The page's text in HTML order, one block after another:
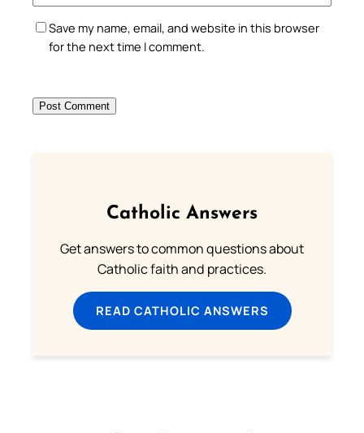
Save my name, email, and website in this browser
for the next time I comment.
Catholic Answers
Get answers to common questions about
Catholic faith and practices.
READ CATHOLIC ANSWERS